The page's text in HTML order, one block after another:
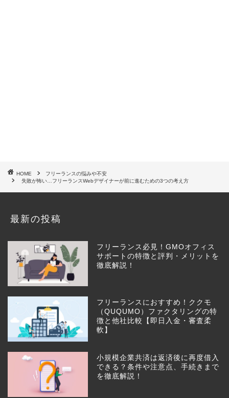
HOME
フリーランスの悩みや不安
失敗が怖い…フリーランスWebデザイナーが前に進むための3つの考え方
最新の投稿
フリーランス必見！GMOオフィス
サポートの特徴と評判・メリットを
徹底解説！
フリーランスにおすすめ！ククモ
（QUQUMO）ファクタリングの特
徴と他社比較【即日入金・審査柔
軟】
小規模企業共済は返済後に再度借入
できる？条件や注意点、手続きまで
を徹底解説！